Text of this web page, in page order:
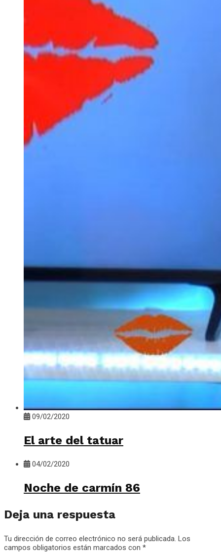
09/02/2020
El arte del tatuar
04/02/2020
Noche de carmín 86
Deja una respuesta
Tu dirección de correo electrónico no será publicada. Los
campos obligatorios están marcados con *